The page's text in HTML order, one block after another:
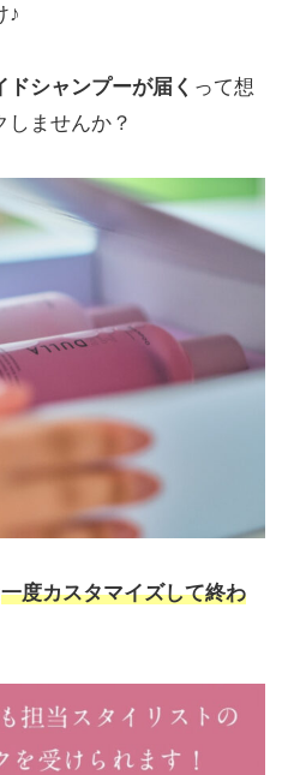
♪
シャンプーが届く って想
しませんか？
一度カスタマイズして終わ